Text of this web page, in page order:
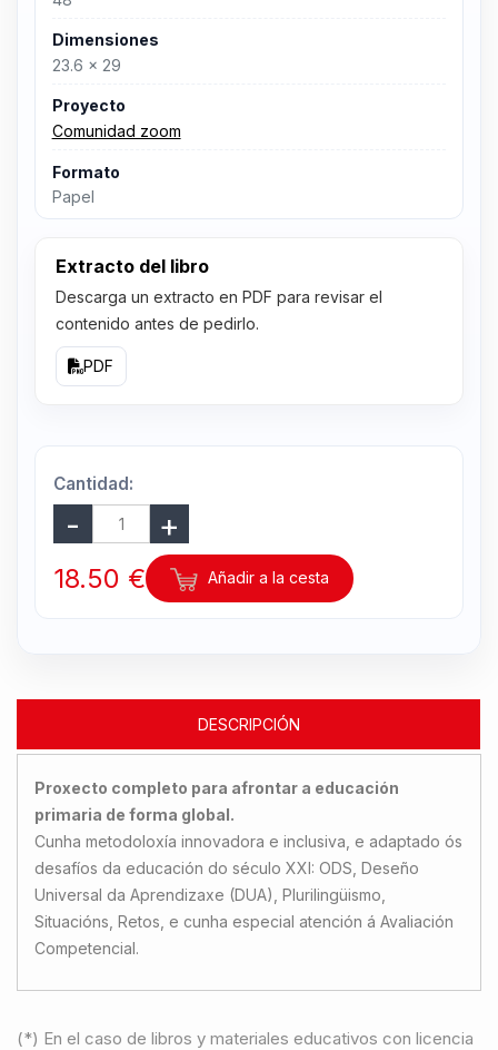
Dimensiones
23.6 x 29
Proyecto
Comunidad zoom
Formato
Papel
Extracto del libro
Descarga un extracto en PDF para revisar el
contenido antes de pedirlo.
PDF
Cantidad:
18.50 € Añadir a la cesta
DESCRIPCIÓN
Proxecto completo para afrontar a educación
primaria de forma global.
Cunha metodoloxía innovadora e inclusiva, e adaptado ós
desafíos da educación do século XXI: ODS, Deseño
Universal da Aprendizaxe (DUA), Plurilingüismo,
Situacións, Retos, e cunha especial atención á Avaliación
Competencial.
(*) En el caso de libros y materiales educativos con licencia